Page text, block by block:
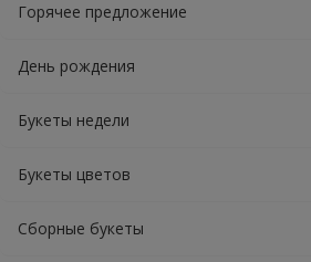
Горячее предложение
День рождения
Букеты недели
Букеты цветов
Сборные букеты